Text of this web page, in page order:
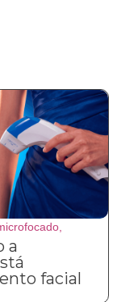
a
facial